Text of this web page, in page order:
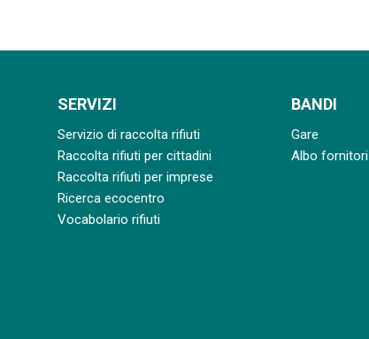
SERVIZI
Servizio di raccolta rifiuti
Raccolta rifiuti per cittadini
Raccolta rifiuti per imprese
Ricerca ecocentro
Vocabolario rifiuti
BANDI
Gare
Albo fornitori